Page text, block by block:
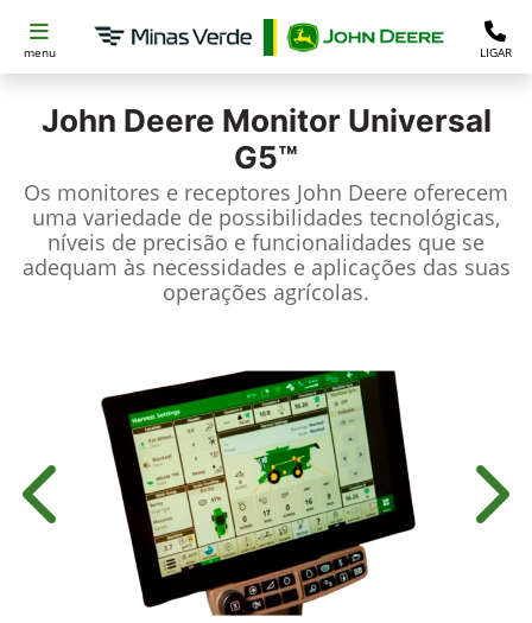
menu LIGAR
John Deere Monitor Universal
G5™
Os monitores e receptores John Deere oferecem
uma variedade de possibilidades tecnológicas,
níveis de precisão e funcionalidades que se
adequam às necessidades e aplicações das suas
operações agrícolas.
Anterior